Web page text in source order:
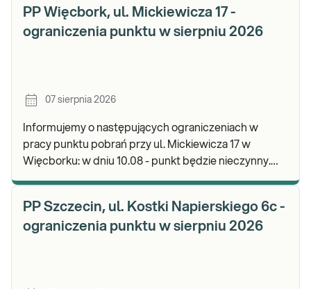
PP Więcbork, ul. Mickiewicza 17 -
ograniczenia punktu w sierpniu 2026
07 sierpnia 2026
Informujemy o następujących ograniczeniach w
pracy punktu pobrań przy ul. Mickiewicza 17 w
Więcborku: w dniu 10.08 - punkt będzie nieczynny.
PP Szczecin, ul. Kostki Napierskiego 6c -
ograniczenia punktu w sierpniu 2026